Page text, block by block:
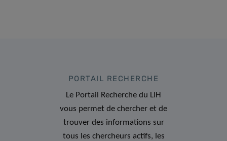
PORTAIL RECHERCHE
Le Portail Recherche du LIH
vous permet de chercher et de
trouver des informations sur
tous les chercheurs actifs, les